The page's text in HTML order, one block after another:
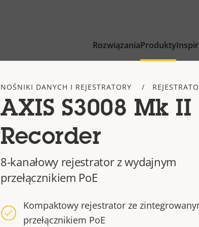
RozwiązaniaProdukty
NOŚNIKI DANYCH I REJESTRATORY
AXIS S3008 Mk II
Recorder
8-kanałowy rejestrator z wydajnym
przełącznikiem PoE
Kompaktowy rejestrator ze
przełącznikiem PoE